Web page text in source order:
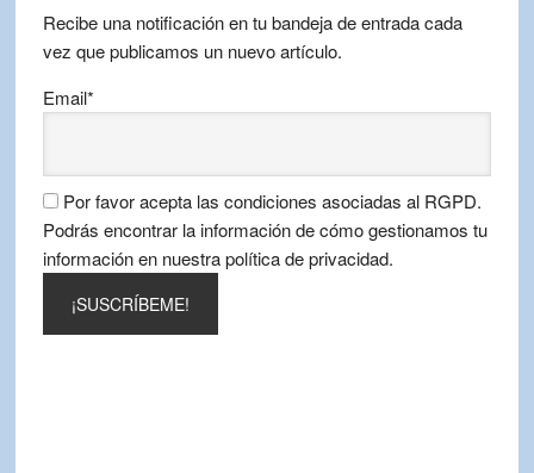
Recibe una notificación en tu bandeja de entrada cada
vez que publicamos un nuevo artículo.
Email*
Por favor acepta las condiciones asociadas al RGPD.
Podrás encontrar la información de cómo gestionamos tu
información en nuestra política de privacidad.